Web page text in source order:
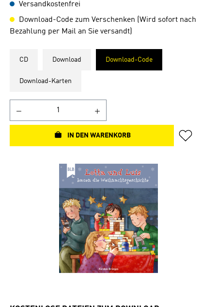
Versandkostenfrei
Download-Code zum Verschenken (Wird sofort nach
Bezahlung per Mail an Sie versandt)
CD Download Download-Code
Download-Karten
IN DEN WARENKORB
Bildergalerie überspringen